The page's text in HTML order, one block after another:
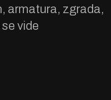
armatura, zgrada,
vide